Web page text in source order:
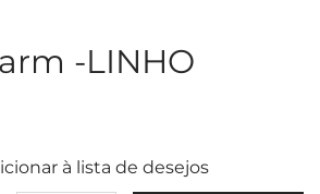
-LINHO
à lista de desejos